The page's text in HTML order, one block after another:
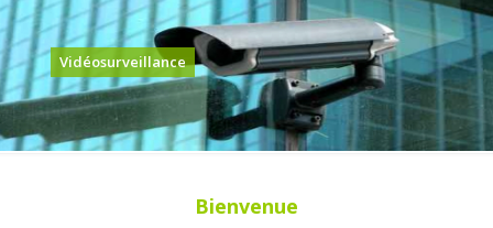
Vidéosurveillance
Bienvenue